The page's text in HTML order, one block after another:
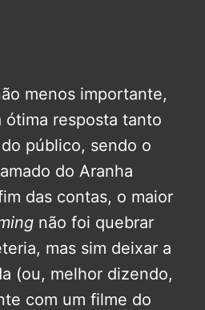
menos importante,
ótima resposta tanto
público, sendo o
do Aranha
das contas, o maior
não foi quebrar
mas sim deixar a
(ou, melhor dizendo,
com um filme do